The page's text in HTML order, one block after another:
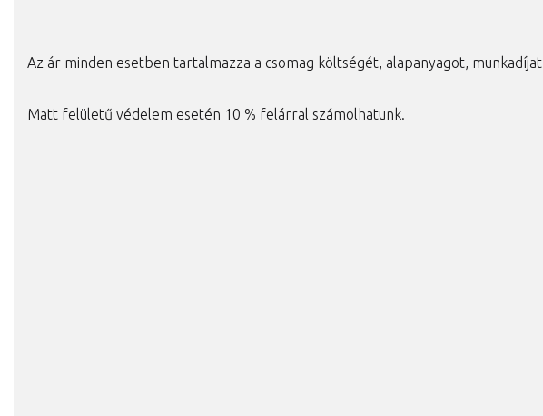
Az ár minden esetben tartalmazza a csomag költségét, alapanyagot, munkadíjat.
Matt felületű védelem esetén 10 % felárral számolhatunk.